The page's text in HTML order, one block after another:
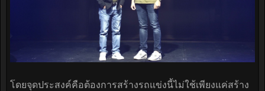
โดยจุดประสงค์คือต้องการสร้างรถแข่งนี้ไม่ใช้เพียงแค่สร้าง